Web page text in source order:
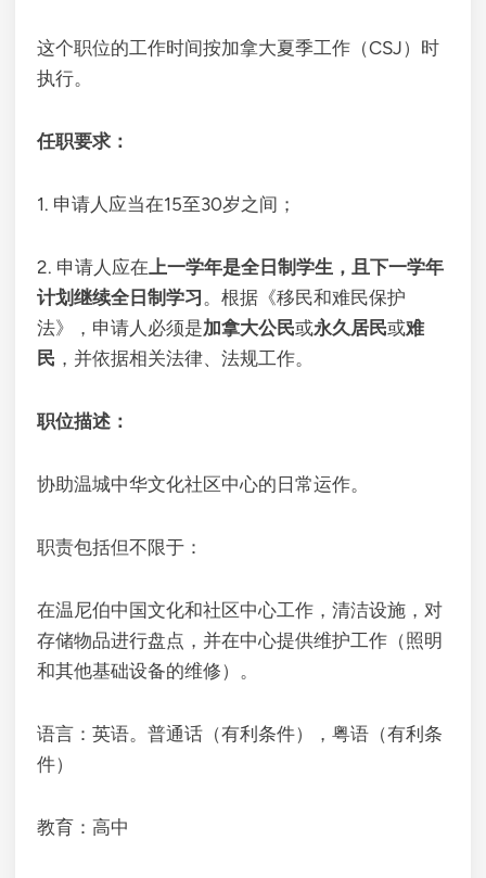
这个职位的工作时间按加拿大夏季工作（CSJ）时
执行。
任职要求：
1. 申请人应当在15至30岁之间；
2. 申请人应在上一学年是全日制学生，且下一学年
计划继续全日制学习 。根据《移民和难民保护
法》，申请人必须是加拿大公民或永久居民或难
民 ，并依据相关法律、法规工作。
职位描述：
协助温城中华文化社区中心的日常运作。
职责包括但不限于：
在温尼伯中国文化和社区中心工作，清洁设施，对
存储物品进行盘点，并在中心提供维护工作（照明
和其他基础设备的维修）。
语言：英语。普通话（有利条件），粤语（有利条
件）
教育：高中